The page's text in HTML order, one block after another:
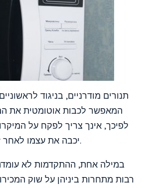
תנורים מודרניים, בניגוד
המאפשר לכבות אוטומטית את
לפיכך, אינך צריך לפקח על
יכבה את עצמו לאחר זמן מסוים ויצפצף.
במילה אחת, ההתקדמות לא
רבות מתחרות ביניהן על שוק